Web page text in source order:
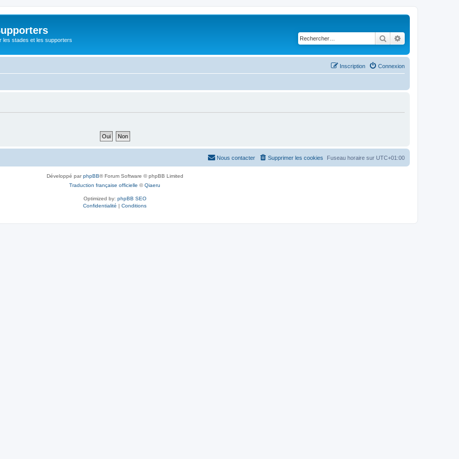
les stades et les supporters Rechercher
Connexion
Inscription
Fuseau horaire sur UTC+01:00
Supprimer les cookies
Nous contacter
Développé parphpBB® Forum Software © phpBB Limited
Traduction française officielle ©Qiaeru
Optimized by: phpBB SEO
Confidentialité | Conditions